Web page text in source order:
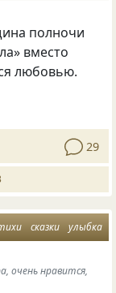
полночи
вместо
любовью.
29
сказки улыбка
очень нравится,